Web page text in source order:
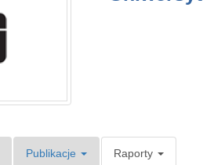
Publikacje Raporty